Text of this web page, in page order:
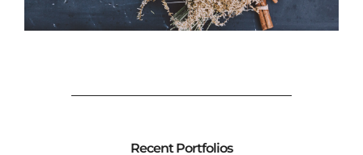
Recent Portfolios